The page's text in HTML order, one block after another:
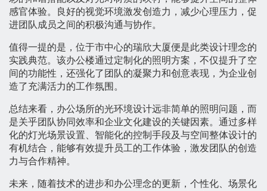
感官体验。良好的视觉环境激发创造力，减少心理压力，促
进团队成员之间的积极沟通与协作。
值得一提的是，位于市中心的瑞欣大厦便是此类设计理念的
实践典范。该办公楼通过定制化的照明方案，不仅提升了空
间的功能性，还强化了团队的凝聚力和创意表现，为企业创
造了充满活力的工作氛围。
总结来看，办公场所的光环境设计远非简单的照明问题，而
是关乎团队协同效率和企业文化建设的关键因素。通过多样
化的灯光场景设置、智能化的控制手段及与空间整体设计的
有机结合，能够有效提升员工的工作体验，激发团队的创造
力与合作精神。
未来，随着技术的进步和办公理念的更新，个性化、场景化